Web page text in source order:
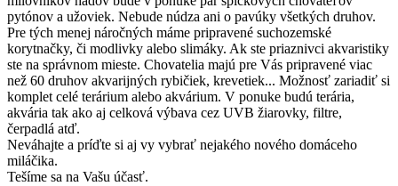
pytónov a užoviek. Nebude núdza ani o pavúky všetkých druhov.
Pre tých menej náročných máme pripravené suchozemské
korytnačky, či modlivky alebo slimáky. Ak ste priaznivci akvaristiky
ste na správnom mieste. Chovatelia majú pre Vás pripravené viac
než 60 druhov akvarijných rybičiek, krevetiek... Možnosť zariadiť si
komplet celé terárium alebo akvárium. V ponuke budú terária,
akvária tak ako aj celková výbava cez UVB žiarovky, filtre,
čerpadlá atď.
Neváhajte a príďte si aj vy vybrať nejakého nového domáceho
miláčika.
Tešíme sa na Vašu účasť.